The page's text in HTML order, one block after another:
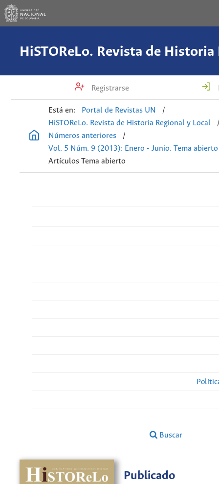
Registrarse
Está en: Portal de Revistas UN
/
HiSTOReLo. Revista de Historia Regional y Local
Números anteriores
/
Vol. 5 Núm. 9 (2013): Enero - Junio. Tema abierto
Artículos Tema abierto
Buscar
Publicado